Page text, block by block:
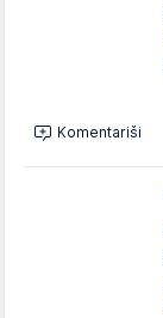
Komentariši